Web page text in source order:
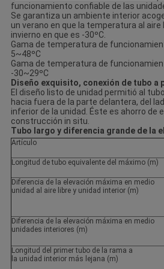
funcionamiento confiable de las
Se garantiza un ambiente interior
un verano en que la temperatura al aire
invierno en que es -30ºC.
Gama de temperatura de
5~48ºC
Gama de temperatura de
-30~29ºC
Diseño exquisito, conexión de tubo a
El diseño listo de unidad permitió al
hacia fuera de la parte delantera, del
inferior de la unidad. Éste es ahorro de
construcción in situ.
Tubo largo y diferencia grande de la
Artículo
Longitud de tubo equivalente del máximo (m)
Diferencia de la elevación máxima en medio
unidad al aire libre y unidad interior (m)
Diferencia de la elevación máxima en medio
unidades interiores (m)
Longitud del primer tubo de la rama a
la unidad interior más lejana (m)